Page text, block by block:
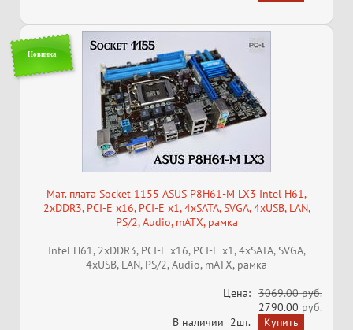
Новинка
Мат. плата Socket 1155 ASUS P8H61-M LX3 Intel H61,
2xDDR3, PCI-E x16, PCI-E x1, 4xSATA, SVGA, 4xUSB, LAN,
PS/2, Audio, mATX, рамка
Intel H61, 2xDDR3, PCI-E x16, PCI-E x1, 4xSATA, SVGA,
4xUSB, LAN, PS/2, Audio, mATX, рамка
Цена: 3069.00 руб.
2790.00 руб.
В наличии 2шт.